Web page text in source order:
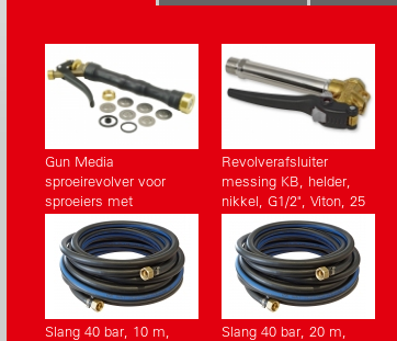
Gun Media
sproeirevolver voor
sproeiers met
electrische motor
Revolverafsluiter
messing KB, helder,
nikkel, G1/2", Viton, 25
bar (Accessoires)
Slang 40 bar, 10 m,
Slang 40 bar, 20 m,